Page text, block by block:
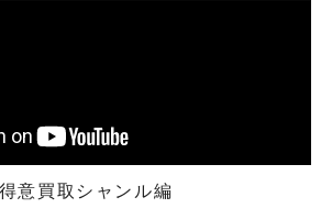
得意買取シャンル編